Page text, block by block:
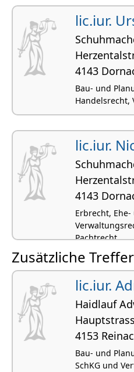
lic.iur.
4143
Bau- und
Handelsrecht,
lic.iur.
4143
Erbrecht,
Pachtrecht
Zusätzliche
lic.iur.
Haidlauf
4153
Bau- und
SchKG und